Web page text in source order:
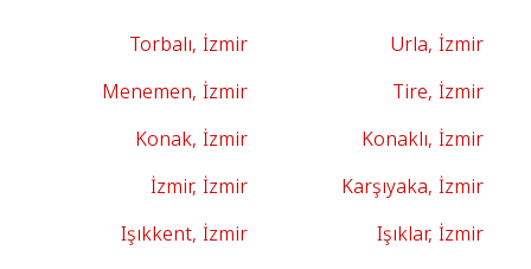
Urla, İzmir
Torbalı, İzmir
Tire, İzmir
Menemen, İzmir
Konaklı, İzmir
Konak, İzmir
Karşıyaka, İzmir
İzmir, İzmir
Işıklar, İzmir
Işıkkent, İzmir